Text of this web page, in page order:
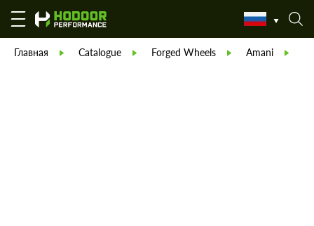
Главная Catalogue Forged Wheels Amani